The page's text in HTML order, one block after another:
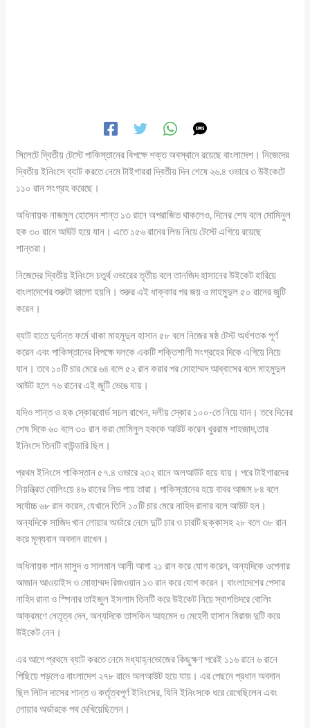
সিলেটে দ্বিতীয় টেস্টে পাকিস্তানের বিপক্ষে শক্ত অবস্থানে রয়েছে বাংলাদেশ। নিজেদের
দ্বিতীয় ইনিংসে ব্যাট করতে নেমে টাইগাররা দ্বিতীয় দিন শেষে ২৬.৪ ওভারে ৩ উইকেটে
১১০ রান সংগ্রহ করেছে।
অধিনায়ক নাজমুল হোসেন শান্ত ১৩ রানে অপরাজিত থাকলেও, দিনের শেষ বলে মোমিনুল
হক ৩০ রানে আউট হয়ে যান। এতে ১৫৬ রানের লিড নিয়ে টেস্টে এগিয়ে রয়েছে
শান্তরা।
নিজেদের দ্বিতীয় ইনিংসে চতুর্থ ওভারের তৃতীয় বলে তানজিদ হাসানের উইকেট হারিয়ে
বাংলাদেশের শুরুটা ভালো হয়নি। শুরুর এই ধাক্কার পর জয় ও মাহমুদুল ৫০ রানের জুটি
করেন।
ব্যাট হাতে দুর্দান্ত ফর্মে থাকা মাহমুদুল হাসান ৫৮ বলে নিজের ষষ্ঠ টেস্ট অর্ধশতক পূর্ণ
করেন এবং পাকিস্তানের বিপক্ষে দলকে একটি শক্তিশালী সংগ্রহের দিকে এগিয়ে নিয়ে
যান। তবে ১০টি চার মেরে ৬৪ বলে ৫২ রান করার পর মোহাম্মদ আব্বাসের বলে মাহমুদুল
আউট হলে ৭৬ রানের এই জুটি ভেঙে যায়।
যদিও শান্ত ও হক স্কোরবোর্ড সচল রাখেন, দলীয় স্কোর ১০০-তে নিয়ে যান। তবে দিনের
শেষ দিকে ৬০ বলে ৩০ রান করা মোমিনুল হককে আউট করেন খুররাম শাহজাদ,তার
ইনিংসে তিনটি বাউন্ডারি ছিল।
প্রথম ইনিংসে পাকিস্তান ৫৭.৪ ওভারে ২৩২ রানে অলআউট হয়ে যায়। পরে টাইগারদের
নিয়ন্ত্রিত বোলিংয়ে ৪৬ রানের লিড পায় তারা। পাকিস্তানের হয়ে বাবর আজম ৮৪ বলে
সর্বোচ্চ ৬৮ রান করেন, যেখানে তিনি ১০টি চার মেরে নাহিদ রানার বলে আউট হন।
অন্যদিকে সাজিদ খান লোয়ার অর্ডারে নেমে দুটি চার ও চারটি ছক্কাসহ ২৮ বলে ৩৮ রান
করে মূল্যবান অবদান রাখেন।
অধিনায়ক শান মাসুদ ও সালমান আলী আগা ২১ রান করে যোগ করেন, অন্যদিকে ওপেনার
আজান আওয়াইস ও মোহাম্মদ রিজওয়ান ১৩ রান করে যোগ করেন। বাংলাদেশের পেসার
নাহিদ রানা ও স্পিনার তাইজুল ইসলাম তিনটি করে উইকেট নিয়ে স্বাগতিদরে বোলিং
আক্রমণে নেতৃত্ব দেন, অন্যদিকে তাসকিন আহমেদ ও মেহেদী হাসান মিরাজ দুটি করে
উইকেট নেন।
এর আগে প্রথমে ব্যাট করতে নেমে মধ্যাহ্নভোজের কিছুক্ষণ পরেই ১১৬ রানে ৬ রানে
পিছিয়ে পড়লেও বাংলাদেশ ২৭৮ রানে অলআউট হয়ে যায়। এর পেছনে প্রধান অবদান
ছিল লিটন দাসের শান্ত ও কর্তৃত্বপূর্ণ ইনিংসের, যিনি ইনিংসকে ধরে রেখেছিলেন এবং
লোয়ার অর্ডারকে পথ দেখিয়েছিলেন।